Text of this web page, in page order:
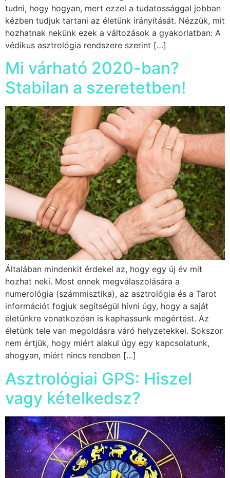
tudni, hogy hogyan, mert ezzel a tudatossággal jobban
kézben tudjuk tartani az életünk irányítását. Nézzük, mit
hozhatnak nekünk ezek a változások a gyakorlatban: A
védikus asztrológia rendszere szerint […]
Mi várható 2020-ban?
Stabilan a szeretetben!
Általában mindenkit érdekel az, hogy egy új év mit
hozhat neki. Most ennek megválaszolására a
numerológia (számmisztika), az asztrológia és a Tarot
információt fogjuk segítségül hívni úgy, hogy a saját
életünkre vonatkozóan is kaphassunk megértést. Az
életünk tele van megoldásra váró helyzetekkel. Sokszor
nem értjük, hogy miért alakul úgy egy kapcsolatunk,
ahogyan, miért nincs rendben […]
Asztrológiai GPS: Hiszel
vagy kételkedsz?